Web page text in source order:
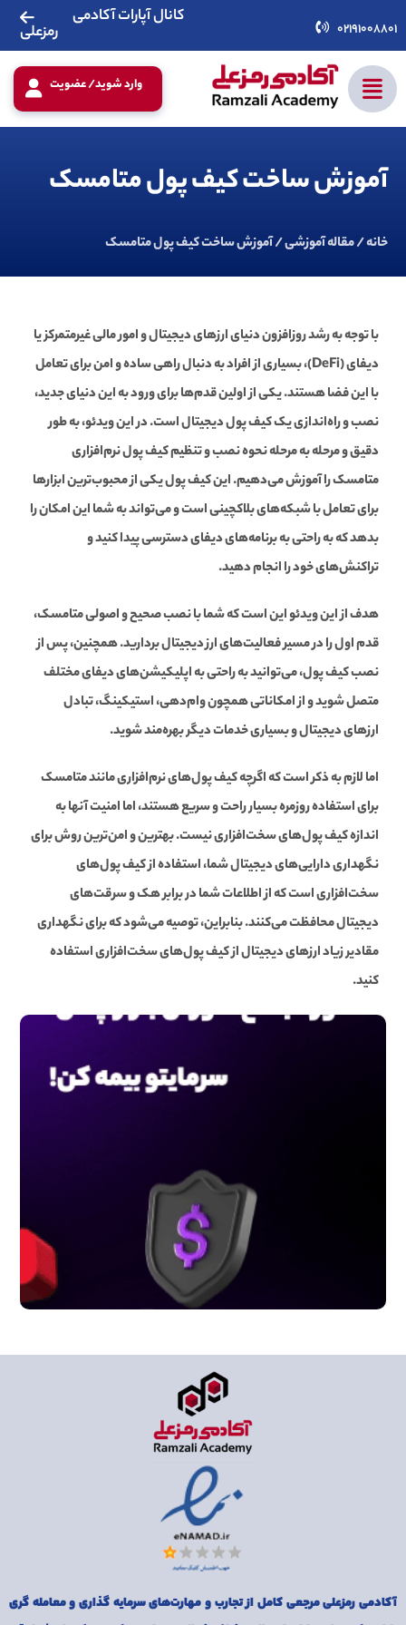
02191008801
کانال آپارات آکادمی
رمزعلی
وارد شوید/ عضویت
آموزش ساخت کیف پول متامسک
خانه/مقاله آموزشی/ آموزش ساخت کیف پول متامسک
با توجه به رشد روزافزون دنیای ارزهای دیجیتال و امور مالی غیرمتمرکز یا
دیفای (DeFi)، بسیاری از افراد به دنبال راهی ساده و امن برای تعامل
با این فضا هستند. یکی از اولین قدم‌ها برای ورود به این دنیای جدید،
نصب و راه‌اندازی یک کیف پول دیجیتال است. در این ویدئو، به طور
دقیق و مرحله به مرحله نحوه نصب و تنظیم کیف پول نرم‌افزاری
متامسک را آموزش می‌دهیم. این کیف پول یکی از محبوب‌ترین ابزارها
برای تعامل با شبکه‌های بلاکچینی است و می‌تواند به شما این امکان را
بدهد که به راحتی به برنامه‌های دیفای دسترسی پیدا کنید و
تراکنش‌های خود را انجام دهید.
هدف از این ویدئو این است که شما با نصب صحیح و اصولی متامسک،
قدم اول را در مسیر فعالیت‌های ارز دیجیتال بردارید. همچنین، پس از
نصب کیف پول، می‌توانید به راحتی به اپلیکیشن‌های دیفای مختلف
متصل شوید و از امکاناتی همچون وام‌دهی، استیکینگ، تبادل
ارزهای دیجیتال و بسیاری خدمات دیگر بهره‌مند شوید.
اما لازم به ذکر است که اگرچه کیف پول‌های نرم‌افزاری مانند متامسک
برای استفاده روزمره بسیار راحت و سریع هستند، اما امنیت آنها به
اندازه کیف پول‌های سخت‌افزاری نیست. بهترین و امن‌ترین روش برای
نگهداری دارایی‌های دیجیتال شما، استفاده از کیف پول‌های
سخت‌افزاری است که از اطلاعات شما در برابر هک و سرقت‌های
دیجیتال محافظت می‌کنند. بنابراین، توصیه می‌شود که برای نگهداری
مقادیر زیاد ارزهای دیجیتال از کیف پول‌های سخت‌افزاری استفاده
کنید.
آکادمی رمزعلی مرجعی کامل از تجارب و مهارت‌های سرمایه گذاری و معامله گری